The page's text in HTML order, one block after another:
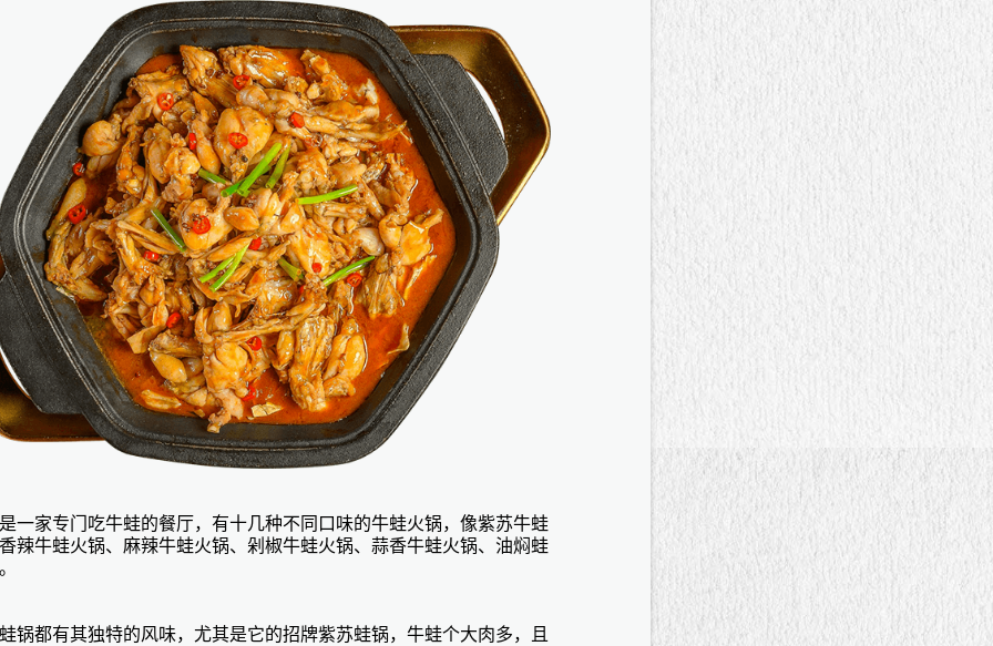
一家专门吃牛蛙的餐厅，有十几种不同口味的牛蛙火锅，像紫苏牛蛙
辣牛蛙火锅、麻辣牛蛙火锅、剁椒牛蛙火锅、蒜香牛蛙火锅、油焖蛙
锅都有其独特的风味，尤其是它的招牌紫苏蛙锅，牛蛙个大肉多，且